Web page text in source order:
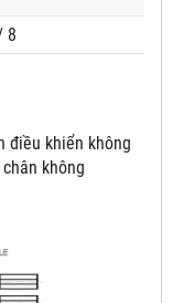
8
điều khiển không
không